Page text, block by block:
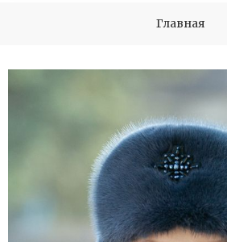
Главная